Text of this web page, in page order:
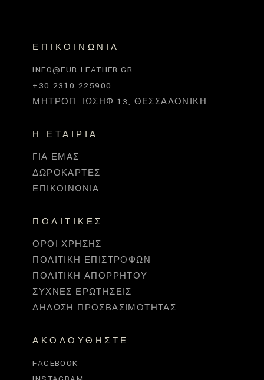
ΕΠΙΚΟΙΝΩΝΊΑ
INFO@FUR-LEATHER.GR
+30 2310 225900
ΜΗΤΡΟΠ. ΙΩΣΉΦ 13, ΘΕΣΣΑΛΟΝΊΚΗ
Η ΕΤΑΙΡΊΑ
ΓΙΑ ΕΜΆΣ
ΔΩΡΟΚΆΡΤΕΣ
ΕΠΙΚΟΙΝΩΝΊΑ
ΠΟΛΙΤΙΚΈΣ
ΌΡΟΙ ΧΡΉΣΗΣ
ΠΟΛΙΤΙΚΉ ΕΠΙΣΤΡΟΦΏΝ
ΠΟΛΙΤΙΚΉ ΑΠΟΡΡΉΤΟΥ
ΣΥΧΝΈΣ ΕΡΩΤΉΣΕΙΣ
ΔΉΛΩΣΗ ΠΡΟΣΒΑΣΙΜΌΤΗΤΑΣ
ΑΚΟΛΟΥΘΉΣΤΕ
FACEBOOK